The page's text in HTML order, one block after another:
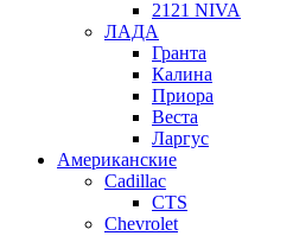
2121 NIVA
ЛАДА
Гранта
Калина
Приора
Веста
Ларгус
Американские
Cadillac
CTS
Chevrolet